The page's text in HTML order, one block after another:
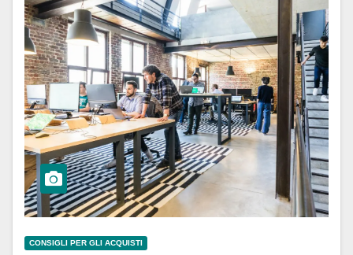
CONSIGLI PER GLI ACQUISTI